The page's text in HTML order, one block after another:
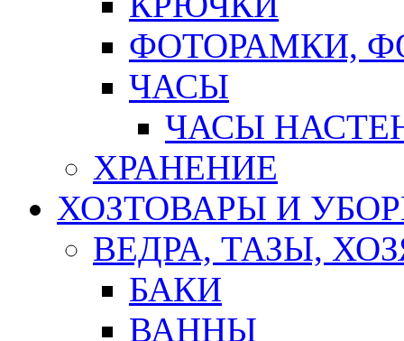
ФОТОРАМКИ,
ЧАСЫ
ЧАСЫ
ХРАНЕНИЕ
ХОЗТОВАРЫ И
ВЕДРА, ТАЗЫ,
БАКИ
ВАННЫ